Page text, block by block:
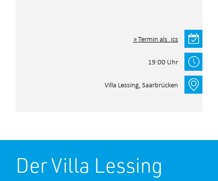
Termin als .ics
19:00 Uhr
Villa Lessing, Saarbrücken
Der Villa Lessing